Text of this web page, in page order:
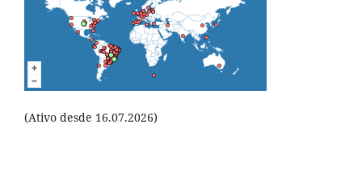
(Ativo desde 16.07.2026)